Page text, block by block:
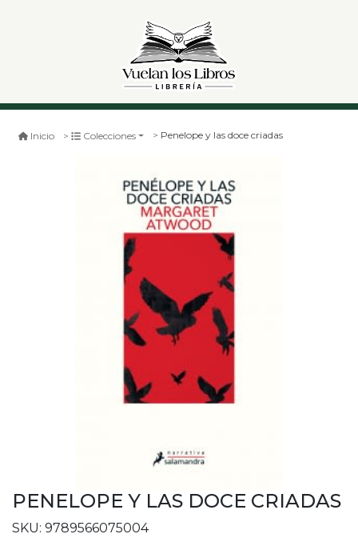
Inicio Colecciones Penelope y las doce criadas
PENELOPE Y LAS DOCE CRIADAS
SKU: 9789566075004